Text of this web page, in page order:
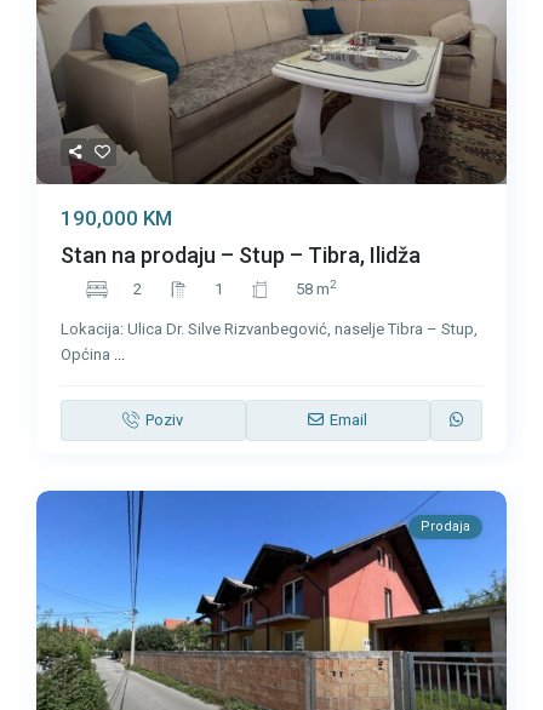
190,000 KM
Stan na prodaju – Stup – Tibra, Ilidža
2 1 58 m2
Lokacija: Ulica Dr. Silve Rizvanbegović, naselje Tibra – Stup,
Općina
Poziv Email
Prodaja